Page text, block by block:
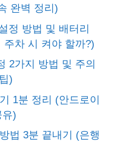
완벽 정리)
정 방법 및 배터리
주차 시 켜야 할까?)
2가지 방법 및 주의
)
1분 정리 (안드로이
유)
법 3분 끝내기 (은행